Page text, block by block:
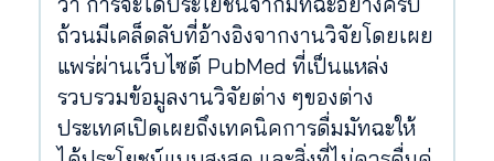
ถ้วนมีเคล็ดลับที่อ้างอิงจากงานวิจัยโดยเผย
แพร่ผ่านเว็บไซต์ PubMed ที่เป็นแหล่ง
รวบรวมข้อมูลงานวิจัยต่าง ๆของต่าง
ประเทศเปิดเผยถึงเทคนิคการดื่มมัทฉะให้